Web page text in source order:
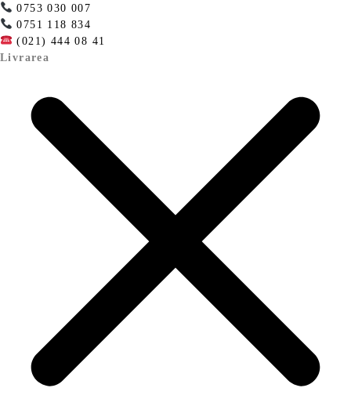
0753 030 007
0751 118 834
(021) 444 08 41
Livrarea